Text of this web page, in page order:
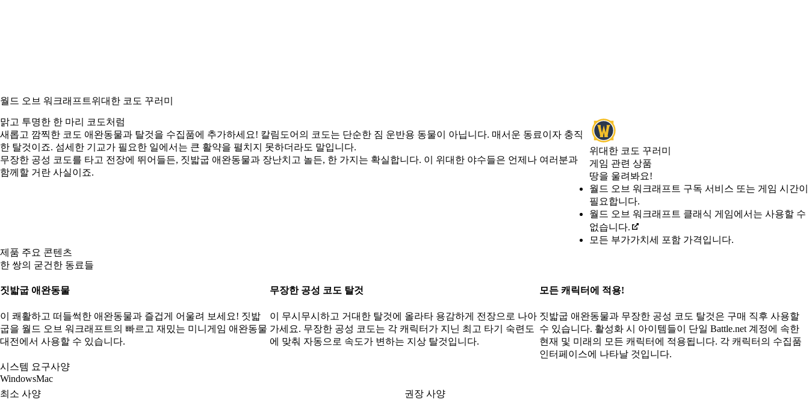
월드 오브 워크래프트위대한 코도 꾸러미
위대한 코도 꾸러미
게임 관련 상품
Product Notification
땅을 울려봐요!
가격
Available actions
월드 오브 워크래프트 구독 서비스 또는 게임 시간이
필요합니다.
월드 오브 워크래프트 클래식 게임에서는 사용할 수
없습니다.
모든 부가가치세 포함 가격입니다.
맑고 투명한 한 마리 코도처럼
새롭고 깜찍한 코도 애완동물과 탈것을 수집품에 추가하세요! 칼림도어의 코도는 단순한 짐 운반용 동물이 아닙니다. 매서운 동료이자 충직
한 탈것이죠. 섬세한 기교가 필요한 일에서는 큰 활약을 펼치지 못하더라도 말입니다.
무장한 공성 코도를 타고 전장에 뛰어들든, 짓밟굽 애완동물과 장난치고 놀든, 한 가지는 확실합니다. 이 위대한 야수들은 언제나 여러분과
함께할 거란 사실이죠.
제품 주요 콘텐츠
한 쌍의 굳건한 동료들
짓밟굽 애완동물
이 쾌활하고 떠들썩한 애완동물과 즐겁게 어울려 보세요! 짓밟
굽을 월드 오브 워크래프트의 빠르고 재밌는 미니게임 애완동물
대전에서 사용할 수 있습니다.
무장한 공성 코도 탈것
이 무시무시하고 거대한 탈것에 올라타 용감하게 전장으로 나아
가세요. 무장한 공성 코도는 각 캐릭터가 지닌 최고 타기 숙련도
에 맞춰 자동으로 속도가 변하는 지상 탈것입니다.
모든 캐릭터에 적용!
짓밟굽 애완동물과 무장한 공성 코도 탈것은 구매 직후 사용할
수 있습니다. 활성화 시 아이템들이 단일 Battle.net 계정에 속한
현재 및 미래의 모든 캐릭터에 적용됩니다. 각 캐릭터의 수집품
인터페이스에 나타날 것입니다.
시스템 요구사양
WindowsMac
최소 사양
권장 사양